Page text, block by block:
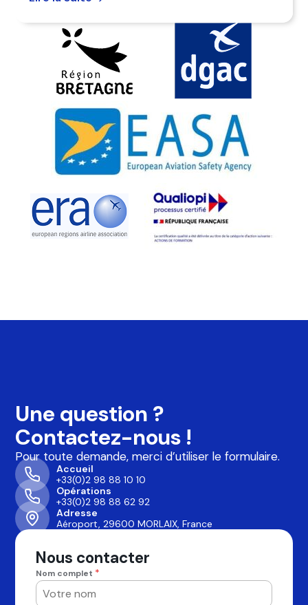
Une question ?
Contactez-nous !
Pour toute demande, merci d’utiliser le formulaire.
Accueil
+33(0)2 98 88 10 10
Opérations
+33(0)2 98 88 62 92
Adresse
Aéroport, 29600 MORLAIX, France
Nous contacter
Nom complet *